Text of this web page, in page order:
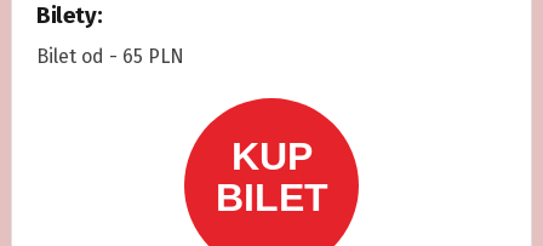
Bilety:
Bilet od - 65 PLN